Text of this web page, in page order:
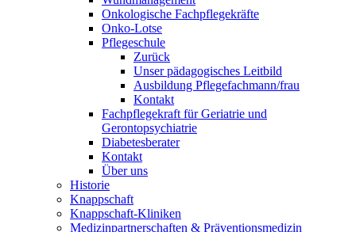
Onkologische Fachpflegekräfte
Onko-Lotse
Pflegeschule
Zurück
Unser pädagogisches Leitbild
Ausbildung Pflegefachmann/frau
Kontakt
Fachpflegekraft für Geriatrie und
Gerontopsychiatrie
Diabetesberater
Kontakt
Über uns
Historie
Knappschaft
Knappschaft-Kliniken
Medizinpartnerschaften & Präventionsmedizin